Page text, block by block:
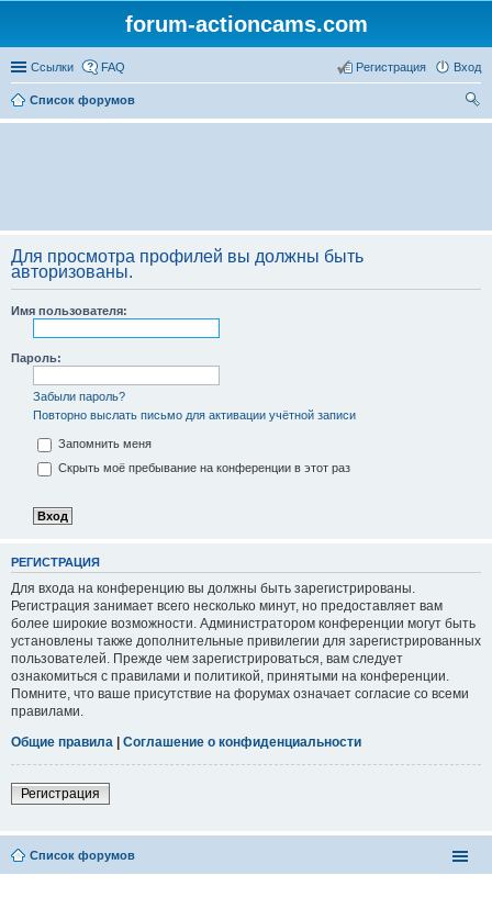
forum-actioncams.com
Ссылки FAQ Вход
Регистрация
Список форумов
ои
Для просмотра профилей вы должны быть
авторизованы.
Имя пользователя:
Пароль:
Забыли пароль?
Повторно выслать письмо для активации учётной записи
Запомнить меня
Скрыть моё пребывание на конференции в этот раз
РЕГИСТРАЦИЯ
Для входа на конференцию вы должны быть зарегистрированы.
Регистрация занимает всего несколько минут, но предоставляет вам
более широкие возможности. Администратором конференции могут быть
установлены также дополнительные привилегии для зарегистрированных
пользователей. Прежде чем зарегистрироваться, вам следует
ознакомиться с правилами и политикой, принятыми на конференции.
Помните, что ваше присутствие на форумах означает согласие со всеми
правилами.
Общие правила | Соглашение о конфиденциальности
Регистрация
Список форумов